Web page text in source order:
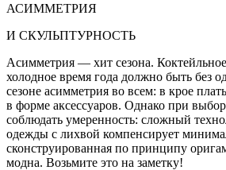
АСИММЕТРИЯ
И СКУЛЬПТУРНОСТЬ
Асимметрия — хит сезона.
холодное время года должно быть без
сезоне асимметрия во всем: в крое
в форме аксессуаров. Однако при
соблюдать умеренность: сложный
одежды с лихвой компенсирует
сконструированная по принципу
модна. Возьмите это на заметку!